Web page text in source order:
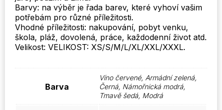
Barvy: na výběr je řada barev, které vyhoví vašim
potřebám pro různé příležitosti.
Vhodné příležitosti: nakupování, pobyt venku,
škola, pláž, dovolená, práce, každodenní život atd.
Velikost: VELIKOST: XS/S/M/L/XL/XXL/XXXL.
Barva
Víno červené, Armádní zelená,
Černá, Námořnická modrá,
Tmavě šedá, Modrá